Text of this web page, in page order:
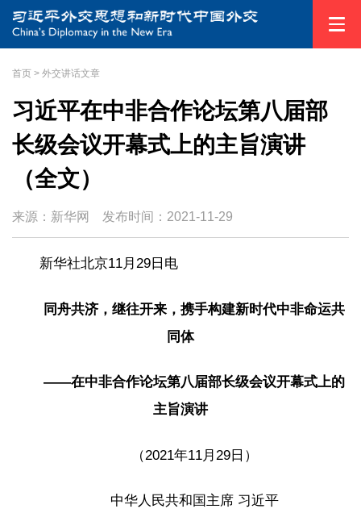
首页 > 外交讲话文章
习近平在中非合作论坛第八届部
长级会议开幕式上的主旨演讲
（全文）
来源：新华网 发布时间： 2021-11-29
新华社北京11月29日电
同舟共济，继往开来，携手构建新时代中非命运共
同体
——在中非合作论坛第八届部长级会议开幕式上的
主旨演讲
（2021年11月29日）
中华人民共和国主席 习近平